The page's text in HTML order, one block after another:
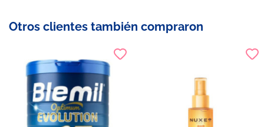
Otros clientes también compraron